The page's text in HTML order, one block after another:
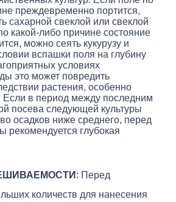
преждевременно портится,
сахарной свеклой или свеклой
какой-либо причине состояние
можно сеять кукурузу и
вспашки поля на глубину
условиях
это может повредить
растения, особенно
в период между последним
посева следующей культуры
осадков ниже среднего, перед
рекомендуется глубокая
: Перед
количеств для нанесения